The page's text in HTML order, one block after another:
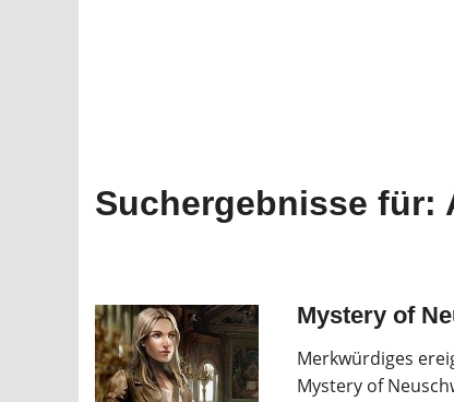
Suchergebnisse für:
Mystery of
Merkwürdiges
Mystery of